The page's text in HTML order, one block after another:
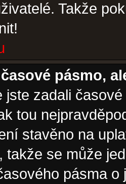
Takže
pásmo,
jste zadali
tou
stavěno na
takže se může
pásma